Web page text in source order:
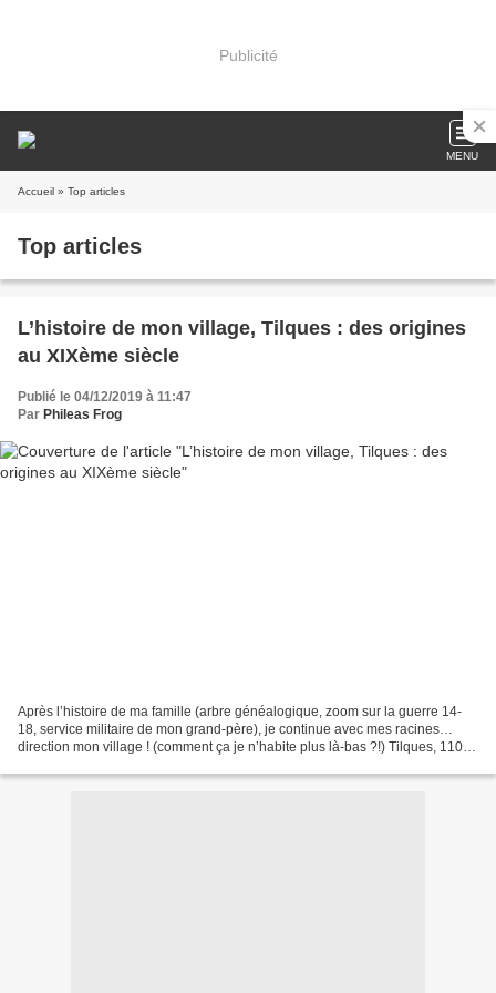
Publicité
MENU
Accueil » Top articles
Top articles
L’histoire de mon village, Tilques : des origines
au XIXème siècle
Publié le 04/12/2019 à 11:47
Par Phileas Frog
Après l’histoire de ma famille (arbre généalogique, zoom sur la guerre 14-
18, service militaire de mon grand-père), je continue avec mes racines…
direction mon village ! (comment ça je n’habite plus là-bas ?!) Tilques, 1107